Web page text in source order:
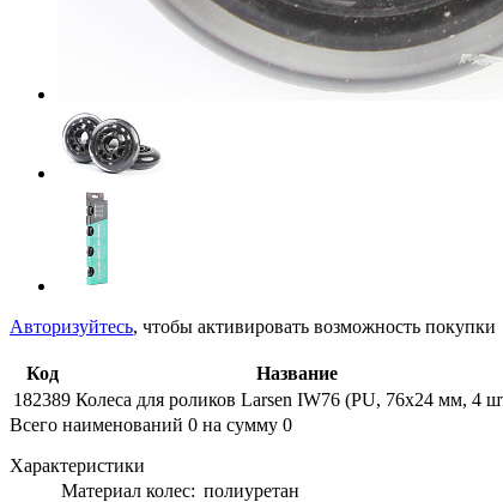
Авторизуйтесь, чтобы активировать возможность покупки
Код Название
182389 Колеса для роликов Larsen IW76 (PU, 76х24 мм, 4
Всего наименований 0 на сумму 0
Характеристики
Материал колес: полиуретан